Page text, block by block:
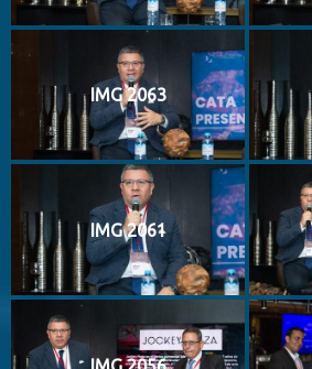
IMG 2063
IMG 2061